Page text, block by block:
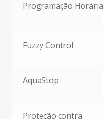
Programação Horária
Fuzzy Control
AquaStop
Proteção contra